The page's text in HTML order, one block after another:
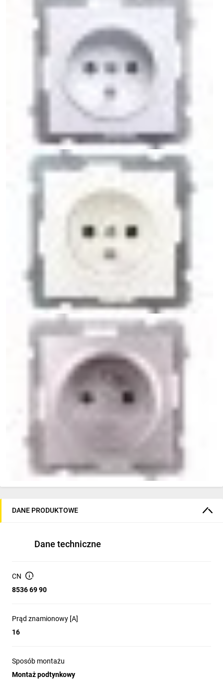
DANE PRODUKTOWE
Dane techniczne
CN
8536 69 90
Prąd znamionowy [A]
16
Sposób montażu
Montaż podtynkowy